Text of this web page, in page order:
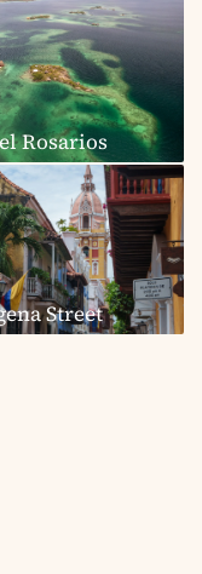
Rosarios
Street